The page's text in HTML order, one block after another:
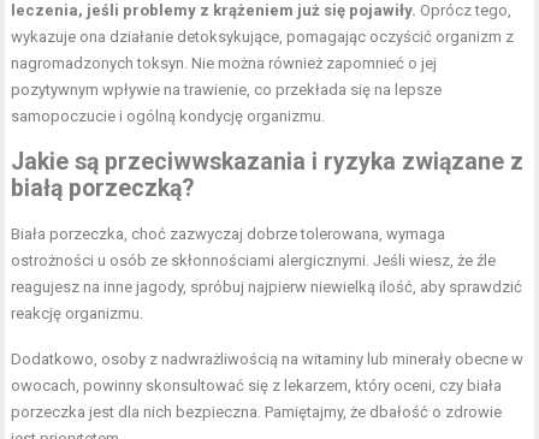
leczenia, jeśli problemy z krążeniem już się pojawiły. Oprócz tego,
wykazuje ona działanie detoksykujące, pomagając oczyścić organizm z
nagromadzonych toksyn. Nie można również zapomnieć o jej
pozytywnym wpływie na trawienie, co przekłada się na lepsze
samopoczucie i ogólną kondycję organizmu.
Jakie są przeciwwskazania i ryzyka związane z
białą porzeczką?
Biała porzeczka, choć zazwyczaj dobrze tolerowana, wymaga
ostrożności u osób ze skłonnościami alergicznymi. Jeśli wiesz, że źle
reagujesz na inne jagody, spróbuj najpierw niewielką ilość, aby sprawdzić
reakcję organizmu.
Dodatkowo, osoby z nadwrażliwością na witaminy lub minerały obecne w
owocach, powinny skonsultować się z lekarzem, który oceni, czy biała
porzeczka jest dla nich bezpieczna. Pamiętajmy, że dbałość o zdrowie